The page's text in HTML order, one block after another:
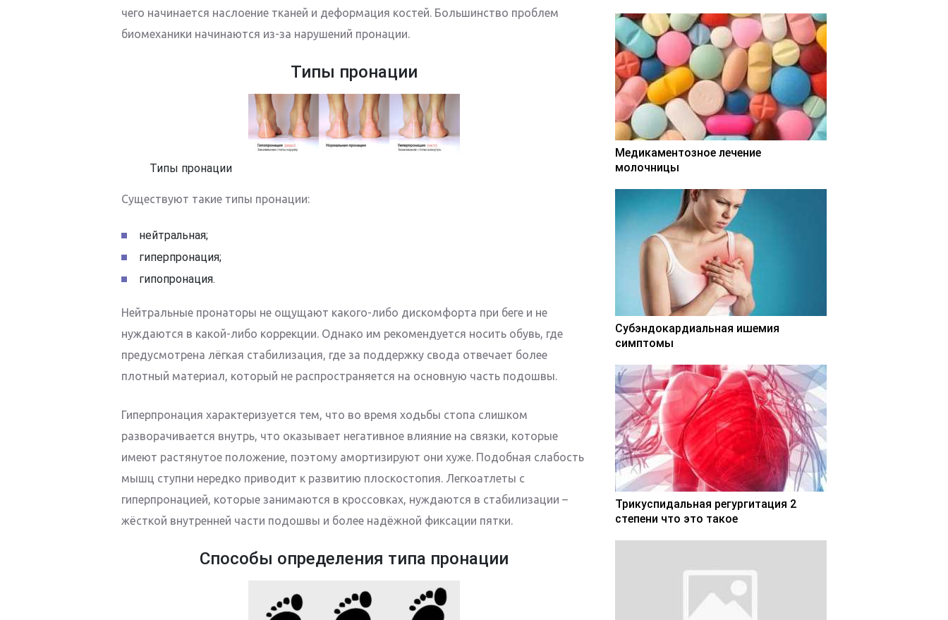
чего начинается наслоение тканей и деформация костей. Большинство проблем
биомеханики начинаются из-за нарушений пронации.
Типы пронации
Типы пронации
Существуют такие типы пронации:
нейтральная;
гиперпронация;
гипопронация.
Нейтральные пронаторы не ощущают какого-либо дискомфорта при беге и не
нуждаются в какой-либо коррекции. Однако им рекомендуется носить обувь, где
предусмотрена лёгкая стабилизация, где за поддержку свода отвечает более
плотный материал, который не распространяется на основную часть подошвы.
Гиперпронация характеризуется тем, что во время ходьбы стопа слишком
разворачивается внутрь, что оказывает негативное влияние на связки, которые
имеют растянутое положение, поэтому амортизируют они хуже. Подобная слабость
мышц ступни нередко приводит к развитию плоскостопия. Легкоатлеты с
гиперпронацией, которые занимаются в кроссовках, нуждаются в стабилизации –
жёсткой внутренней части подошвы и более надёжной фиксации пятки.
Способы определения типа пронации
Медикаментозное лечение
молочницы
Субэндокардиальная ишемия
симптомы
Трикуспидальная регургитация 2
степени что это такое